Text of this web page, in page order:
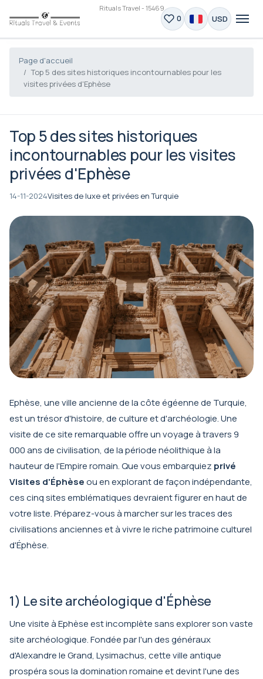
Rituals Travel - 15469
0 USD
Page d'accueil
Top 5 des sites historiques incontournables pour les
visites privées d'Ephèse
Top 5 des sites historiques
incontournables pour les visites
privées d'Ephèse
14-11-2024Visites de luxe et privées en Turquie
Ephèse, une ville ancienne de la côte égéenne de Turquie,
est un trésor d'histoire, de culture et d'archéologie. Une
visite de ce site remarquable offre un voyage à travers 9
000 ans de civilisation, de la période néolithique à la
hauteur de l'Empire romain. Que vous embarquiez privé
Visites d'Éphèseou en explorant de façon indépendante,
ces cinq sites emblématiques devraient figurer en haut de
votre liste. Préparez-vous à marcher sur les traces des
civilisations anciennes et à vivre le riche patrimoine culturel
d'Éphèse.
1) Le site archéologique d'Éphèse
Une visite à Ephèse est incomplète sans explorer son vaste
site archéologique. Fondée par l'un des généraux
d'Alexandre le Grand, Lysimachus, cette ville antique
prospéra sous la domination romaine et devint l'une des